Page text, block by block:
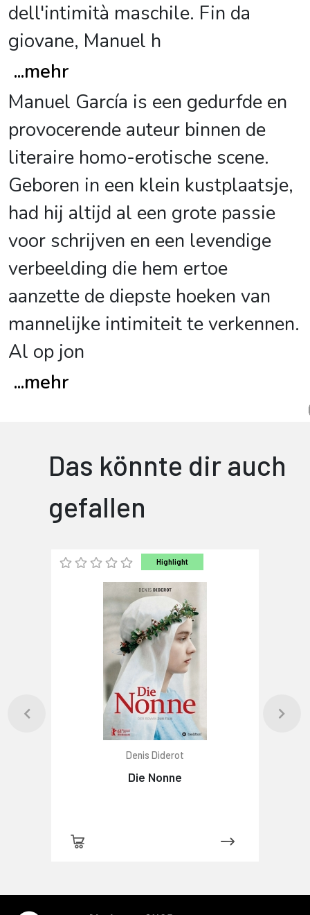
dell'intimità maschile. Fin da
giovane, Manuel h
...mehr
Manuel García is een gedurfde en
provocerende auteur binnen de
literaire homo-erotische scene.
Geboren in een klein kustplaatsje,
had hij altijd al een grote passie
voor schrijven en een levendige
verbeelding die hem ertoe
aanzette de diepste hoeken van
mannelijke intimiteit te verkennen.
Al op jon
...mehr
Das könnte dir auch
gefallen
Highlight
Denis Diderot
Die Nonne